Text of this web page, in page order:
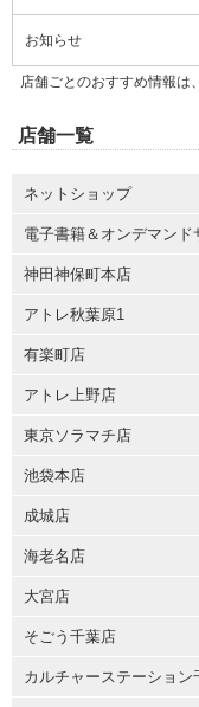
お知らせ
店舗ごとのおすすめ情報は
店舗一覧
ネットショップ
電子書籍＆オンデマンド
神田神保町本店
アトレ秋葉原1
有楽町店
アトレ上野店
東京ソラマチ店
池袋本店
成城店
海老名店
大宮店
そごう千葉店
カルチャーステーション